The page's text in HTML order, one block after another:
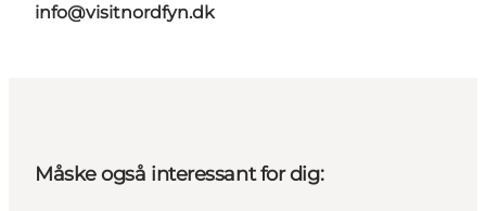
info@visitnordfyn.dk
Måske også interessant for dig: